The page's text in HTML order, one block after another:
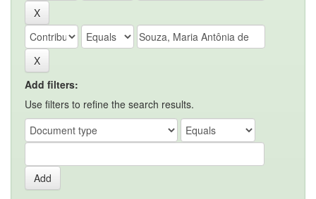
Add filters:
Use filters to refine the search results.